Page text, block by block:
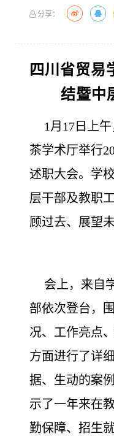
分享：
四川省贸易
结暨中
1月17日上
茶学术厅举行
述职大会。学
层干部及教职
顾过去、展望未
会上，来自
部依次登台，
况、工作亮点
方面进行了详
据、生动的案
示了一年来在
勤保障、招生